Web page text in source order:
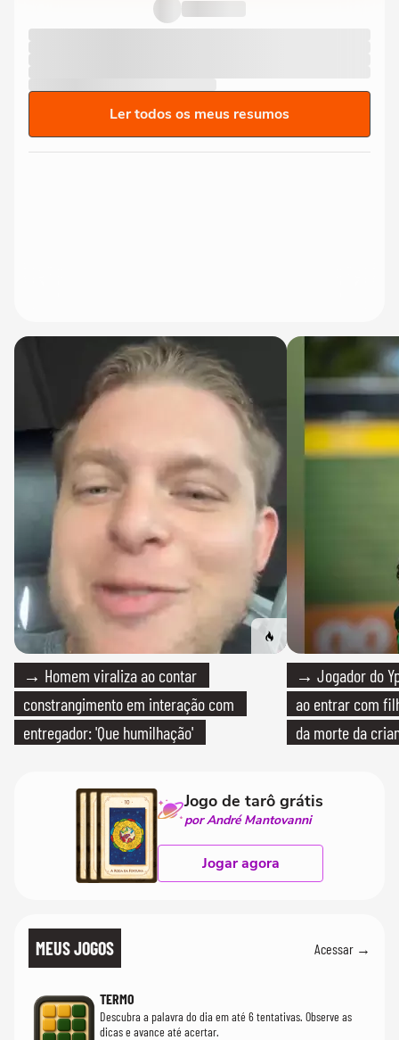
doces e bolo em aniversário em SP
Ler todos os meus resumos
→ Homem viraliza ao contar
constrangimento em interação com
entregador: 'Que humilhação'
→ Jogador do
ao entrar com
da morte da
Jogo de tarô grátis
por André Mantovanni
Jogar agora
MEUS JOGOS Acessar →
TERMO
Descubra a palavra do dia em até 6 tentativas. Observe as
dicas e avance até acertar.